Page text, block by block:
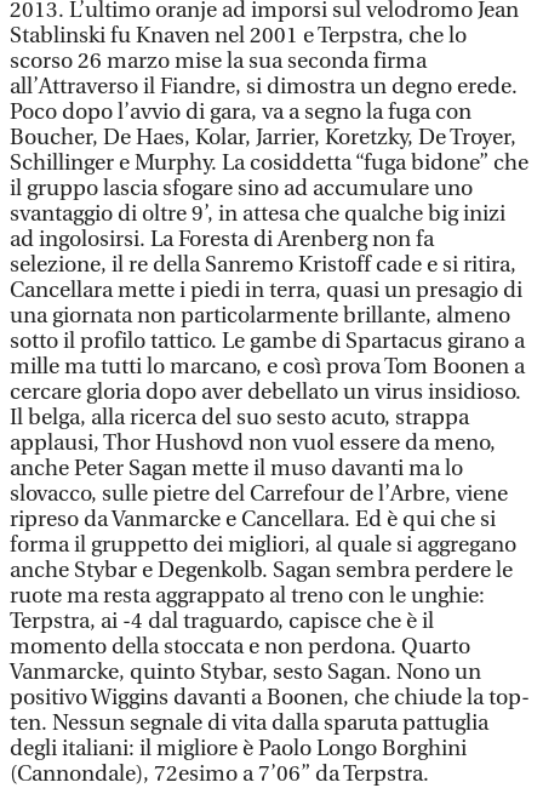
2013. L’ultimo oranje ad imporsi sul velodromo Jean
Stablinski fu Knaven nel 2001 e Terpstra, che lo
scorso 26 marzo mise la sua seconda firma
all’Attraverso il Fiandre, si dimostra un degno erede.
Poco dopo l’avvio di gara, va a segno la fuga con
Boucher, De Haes, Kolar, Jarrier, Koretzky, De Troyer,
Schillinger e Murphy. La cosiddetta “fuga bidone” che
il gruppo lascia sfogare sino ad accumulare uno
svantaggio di oltre 9’, in attesa che qualche big inizi
ad ingolosirsi. La Foresta di Arenberg non fa
selezione, il re della Sanremo Kristoff cade e si ritira,
Cancellara mette i piedi in terra, quasi un presagio di
una giornata non particolarmente brillante, almeno
sotto il profilo tattico. Le gambe di Spartacus girano a
mille ma tutti lo marcano, e così prova Tom Boonen a
cercare gloria dopo aver debellato un virus insidioso.
Il belga, alla ricerca del suo sesto acuto, strappa
applausi, Thor Hushovd non vuol essere da meno,
anche Peter Sagan mette il muso davanti ma lo
slovacco, sulle pietre del Carrefour de l’Arbre, viene
ripreso da Vanmarcke e Cancellara. Ed è qui che si
forma il gruppetto dei migliori, al quale si aggregano
anche Stybar e Degenkolb. Sagan sembra perdere le
ruote ma resta aggrappato al treno con le unghie:
Terpstra, ai -4 dal traguardo, capisce che è il
momento della stoccata e non perdona. Quarto
Vanmarcke, quinto Stybar, sesto Sagan. Nono un
positivo Wiggins davanti a Boonen, che chiude la top-
ten. Nessun segnale di vita dalla sparuta pattuglia
degli italiani: il migliore è Paolo Longo Borghini
(Cannondale), 72esimo a 7’06” da Terpstra.